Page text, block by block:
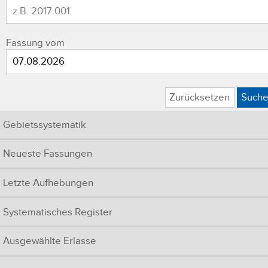
Fassung vom
Zurücksetzen
Gebietssystematik
Neueste Fassungen
Letzte Aufhebungen
Systematisches Register
Ausgewählte Erlasse